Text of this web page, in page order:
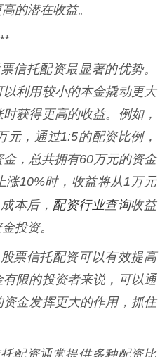
的潜在收益。
信托配资最显著的优势。
利用较小的本金撬动更大
获得更高的收益。例如，
元，通过1:5的配资比例，
，总共拥有60万元的资金
涨10%时，收益将从1万元
本后， 配资行业查询收益
投资。
票信托配资可以有效提高
限的投资者来说，可以通
金发挥更大的作用，抓住